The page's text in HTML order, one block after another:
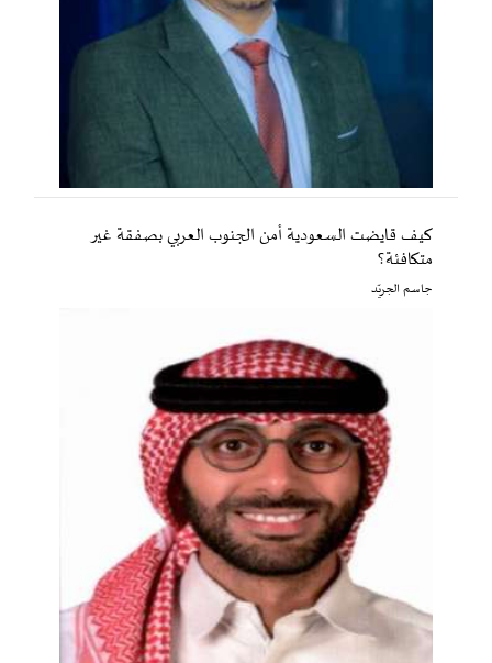
كيف قايضت السعودية أمن الجنوب العربي بصفقة غير
متكافئة؟
جاسم الجريّد